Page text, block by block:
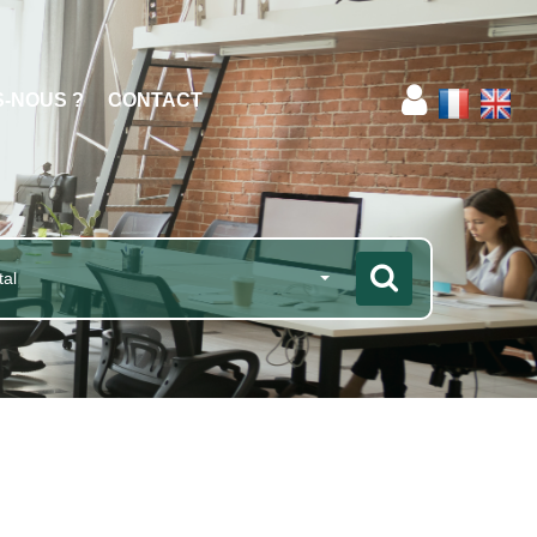
NOUS ? CONTACT